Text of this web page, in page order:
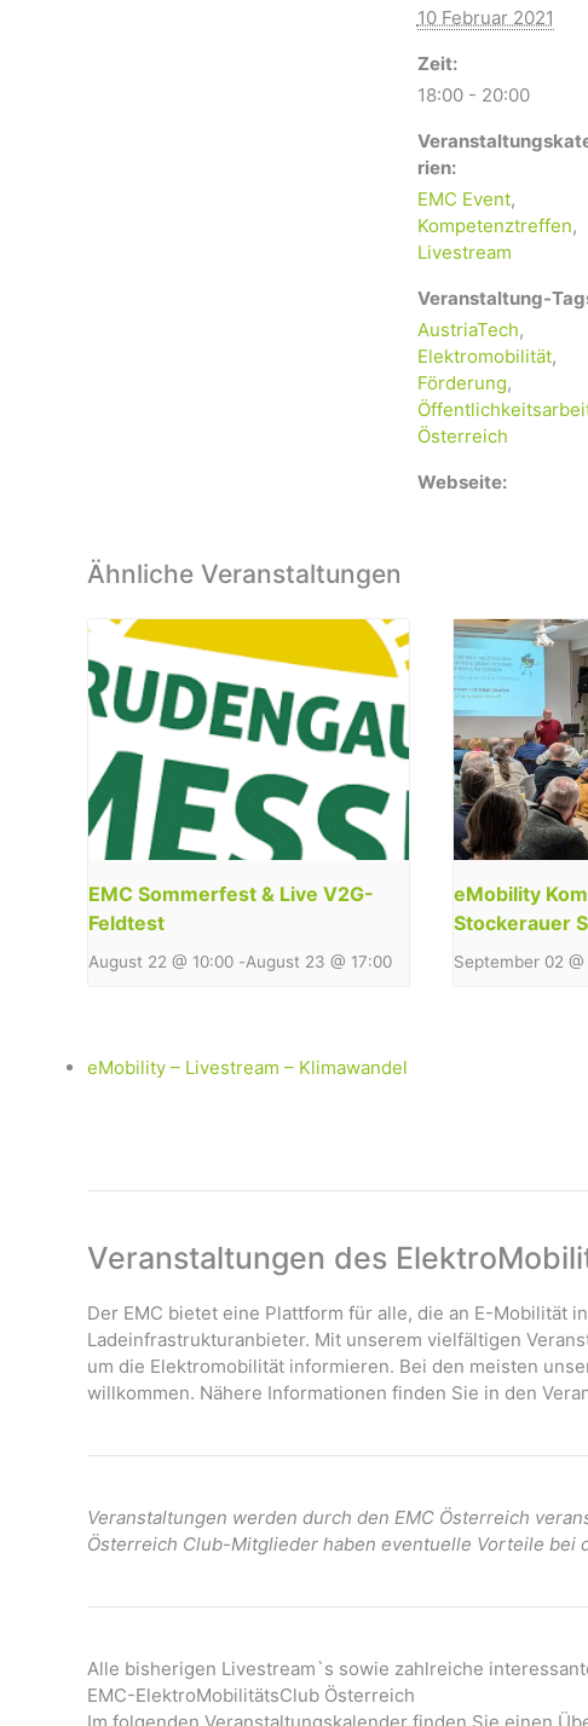
10 Februar 2021
Zeit:
18:00 - 20:00
rien:
EMC Event,
Kompetenztreffen,
Livestream
Veranstaltung-
AustriaTech,
Elektromobilität,
Förderung,
Österreich
Webseite:
Ähnliche Veranstaltungen
EMC Sommerfest & Live V2G-
Feldtest
August 22 @ 10:00 -August 23 @ 17:00
eMobility
Stockerauer
September 02 @
eMobility – Livestream – Klimawandel
Veranstaltungen des
Der EMC bietet eine Plattform für alle, die an E-Mobilität
Ladeinfrastrukturanbieter. Mit unserem vielfältigen
um die Elektromobilität informieren. Bei den meisten
willkommen. Nähere Informationen finden Sie in den
Veranstaltungen werden durch den EMC Österreich
Österreich Club-Mitglieder haben eventuelle Vorteile bei
Alle bisherigen Livestream`s sowie zahlreiche
EMC-ElektroMobilitätsClub Österreich